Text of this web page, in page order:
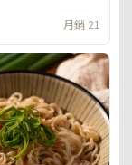
月銷 21